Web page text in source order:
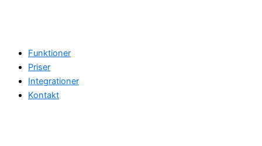
Funktioner
Priser
Integrationer
Kontakt